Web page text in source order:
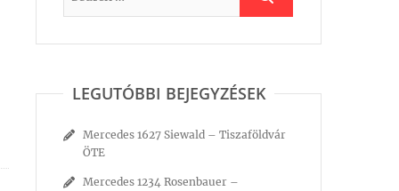
LEGUTÓBBI BEJEGYZÉSEK
Mercedes 1627 Siewald – Tiszaföldvár
ÖTE
Mercedes 1234 Rosenbauer –